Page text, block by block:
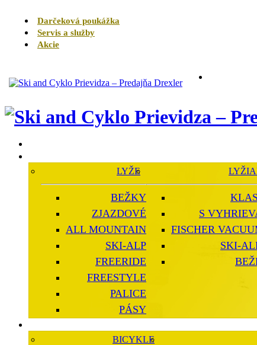
Darčeková poukážka
Servis a služby
Akcie
LYŽE
BEŽKY
ZJAZDOVÉ
ALL MOUNTAIN
SKI-ALP
FREERIDE
FREESTYLE
PALICE
PÁSY
S
FISCHER
SKI-
BICYKLE